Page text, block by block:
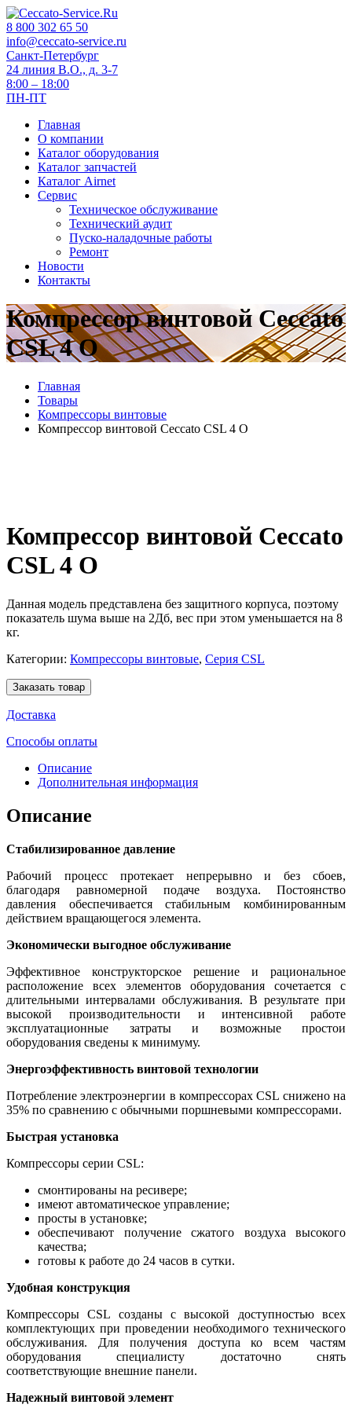
8 800 302 65 50
info@ceccato-service.ru
Санкт-Петербург
24 линия В.О., д. 3-7
8:00 – 18:00
ПН-ПТ
Главная
О компании
Каталог оборудования
Каталог запчастей
Каталог Airnet
Сервис
Техническое обслуживание
Технический аудит
Пуско-наладочные работы
Ремонт
Новости
Контакты
Компрессор винтовой Ceccato
CSL 4 O
Главная
Товары
Компрессоры винтовые
Компрессор винтовой Ceccato CSL 4 O
Компрессор винтовой Ceccato
CSL 4 O
Данная модель представлена без защитного корпуса, поэтому
показатель шума выше на 2Дб, вес при этом уменьшается на 8
кг.
Категории: Компрессоры винтовые, Серия CSL
Заказать товар
Доставка
Способы оплаты
Описание
Дополнительная информация
Описание
Стабилизированное давление
Рабочий процесс протекает непрерывно и без сбоев,
благодаря равномерной подаче воздуха. Постоянство
давления обеспечивается стабильным комбинированным
действием вращающегося элемента.
Экономически выгодное обслуживание
Эффективное конструкторское решение и рациональное
расположение всех элементов оборудования сочетается с
длительными интервалами обслуживания. В результате при
высокой производительности и интенсивной работе
эксплуатационные затраты и возможные простои
оборудования сведены к минимуму.
Энергоэффективность винтовой технологии
Потребление электроэнергии в компрессорах CSL снижено на
35% по сравнению с обычными поршневыми компрессорами.
Быстрая установка
Компрессоры серии CSL:
смонтированы на ресивере;
имеют автоматическое управление;
просты в установке;
обеспечивают получение сжатого воздуха высокого
качества;
готовы к работе до 24 часов в сутки.
Удобная конструкция
Компрессоры CSL созданы с высокой доступностью всех
комплектующих при проведении необходимого технического
обслуживания. Для получения доступа ко всем частям
оборудования специалисту достаточно снять
соответствующие внешние панели.
Надежный винтовой элемент